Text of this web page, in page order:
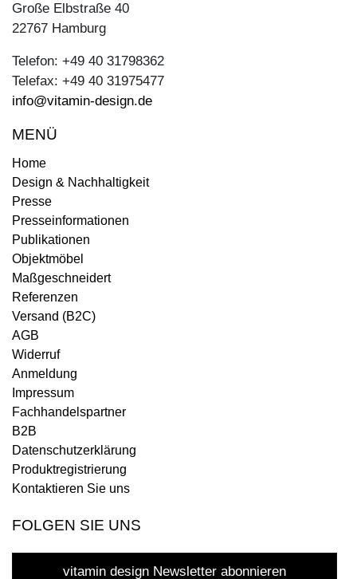
Große Elbstraße 40
22767 Hamburg
Telefon: +49 40 31798362
Telefax: +49 40 31975477
info@vitamin-design.de
MENÜ
Home
Design & Nachhaltigkeit
Presse
Presseinformationen
Publikationen
Objektmöbel
Maßgeschneidert
Referenzen
Versand (B2C)
AGB
Widerruf
Anmeldung
Impressum
Fachhandelspartner
B2B
Datenschutzerklärung
Produktregistrierung
Kontaktieren Sie uns
FOLGEN SIE UNS
vitamin design Newsletter abonnieren